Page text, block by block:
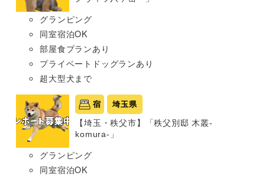
グランピング
同室宿泊OK
部屋食プランあり
プライベートドッグランあり
超大型犬まで
宿 埼玉県
【埼玉・秩父市】「秩父別邸 木叢-
komura-」
グランピング
同室宿泊OK